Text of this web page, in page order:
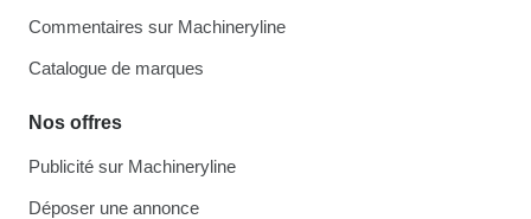
Commentaires sur Machineryline
Catalogue de marques
Nos offres
Publicité sur Machineryline
Déposer une annonce